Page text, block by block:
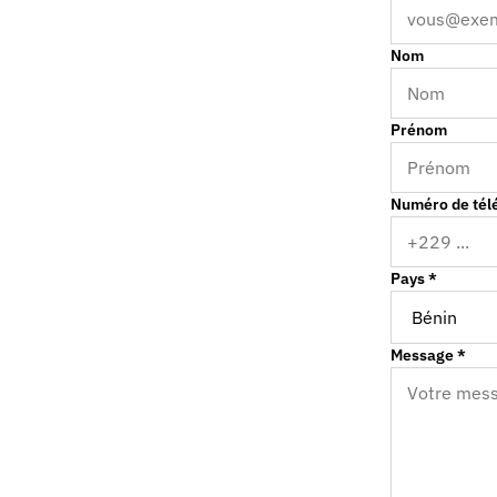
Nom
Prénom
Numéro de
Pays *
Message *